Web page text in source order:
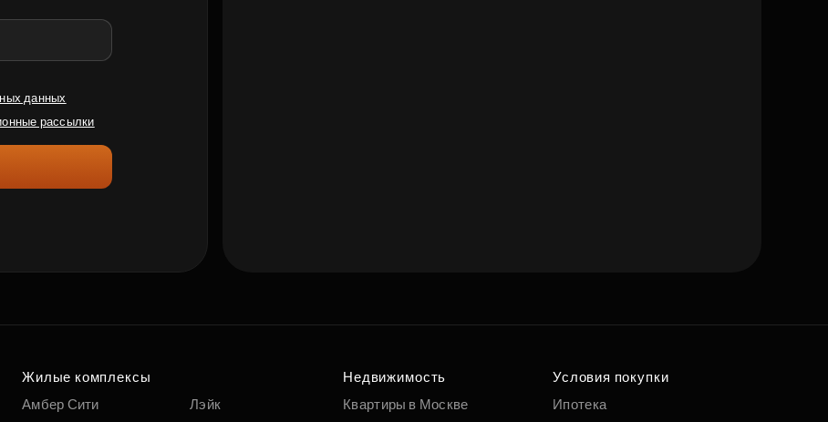
данных
рассылки
Жилые комплексы
Амбер Сити
Лэйк
Недвижимость
Квартиры в Москве
Условия покупки
Ипотека